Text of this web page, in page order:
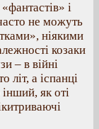
і
не можуть
ніякими
козаки
– в війні
літ, а іспанці
як оті